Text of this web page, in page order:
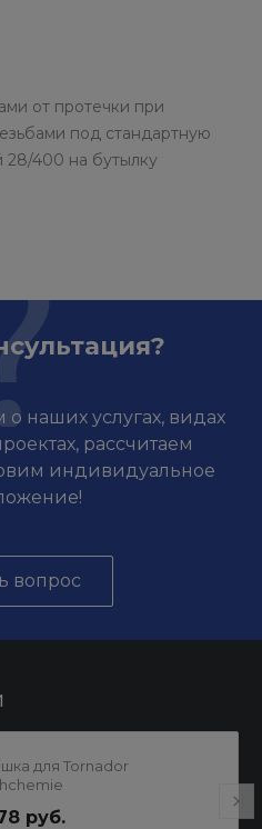
от протечки при
под стандартную
28/400 на бутылку
наших услугах, видах
рассчитаем
индивидуальное
вопрос
для Tornador
руб.